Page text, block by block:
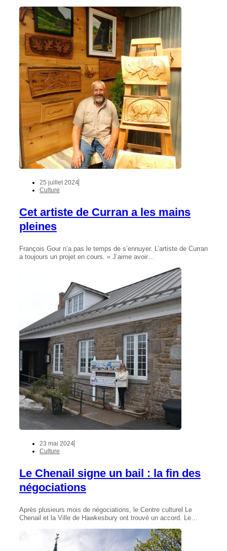
25 juillet 2024
Culture
Cet artiste de Curran a les mains
pleines
François Gour n’a pas le temps de s’ennuyer. L’artiste de Curran
a toujours un projet en cours. « J’aime avoir…
23 mai 2024
Culture
Le Chenail signe un bail : la fin des
négociations
Après plusieurs mois de négociations, le Centre culturel Le
Chenail et la Ville de Hawkesbury ont trouvé un accord. Le…